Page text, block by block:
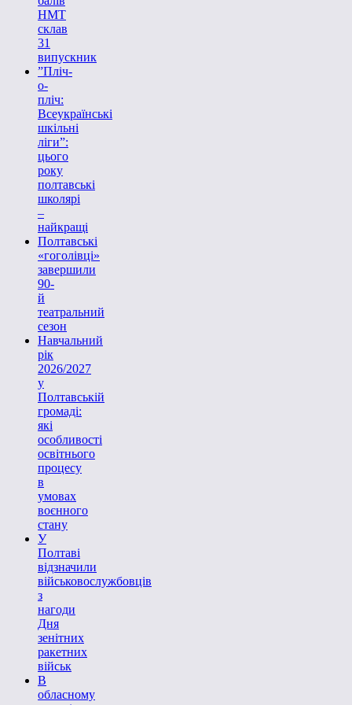
НМТ
склав
31
випускник
”Пліч-
о-
пліч:
Всеукраїнські
шкільні
ліги”:
цього
року
полтавські
школярі
–
найкращі
Полтавські
«гоголівці»
завершили
90-
й
театральний
сезон
Навчальний
рік
2026/2027
у
Полтавській
громаді:
які
особливості
освітнього
процесу
в
умовах
воєнного
стану
У
Полтаві
відзначили
військовослужбовців
з
нагоди
Дня
зенітних
ракетних
військ
В
обласному